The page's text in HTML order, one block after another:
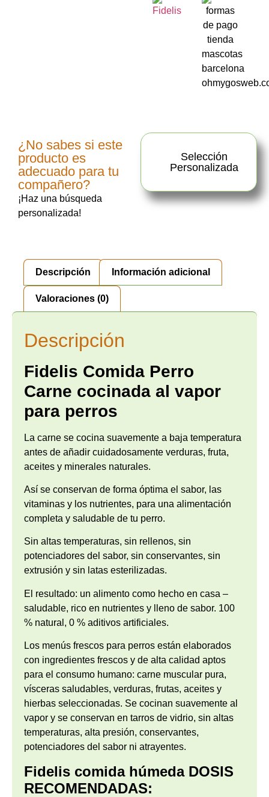
¿No sabes si este
producto es
adecuado para tu
compañero?
¡Haz una búsqueda
personalizada!
Selección
Personalizada
Descripción Información adicional
Valoraciones (0)
Descripción
Fidelis Comida Perro
Carne cocinada al vapor
para perros
La carne se cocina suavemente a baja temperatura
antes de añadir cuidadosamente verduras, fruta,
aceites y minerales naturales.
Así se conservan de forma óptima el sabor, las
vitaminas y los nutrientes, para una alimentación
completa y saludable de tu perro.
Sin altas temperaturas, sin rellenos, sin
potenciadores del sabor, sin conservantes, sin
extrusión y sin latas esterilizadas.
El resultado: un alimento como hecho en casa –
saludable, rico en nutrientes y lleno de sabor. 100
% natural, 0 % aditivos artificiales.
Los menús frescos para perros están elaborados
con ingredientes frescos y de alta calidad aptos
para el consumo humano: carne muscular pura,
vísceras saludables, verduras, frutas, aceites y
hierbas seleccionadas. Se cocinan suavemente al
vapor y se conservan en tarros de vidrio, sin altas
temperaturas, alta presión, conservantes,
potenciadores del sabor ni atrayentes.
Fidelis comida húmeda DOSIS
RECOMENDADAS: